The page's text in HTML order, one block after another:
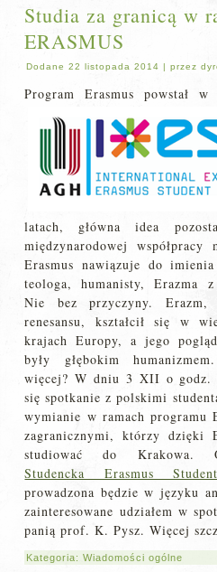
Studia za granicą w
ERASMUS
Dodane 22 listopada 2014 |przez
Program Erasmus powstał w
latach, główna idea
międzynarodowej
Erasmus nawiązuje do
teologa, humanisty, Erazma
Nie bez przyczyny.
renesansu, kształcił się w
krajach Europy, a jego
były głębokim
więcej? W dniu 3 XII o godz.
się spotkanie z polskimi
wymianie w ramach programu
zagranicznymi, którzy dzięki
studiować do Krakowa.
Studencka Erasmus
prowadzona będzie w języku
zainteresowane udziałem w
panią prof. K. Pysz. Więcej
Kategoria:Wiadomości ogólne